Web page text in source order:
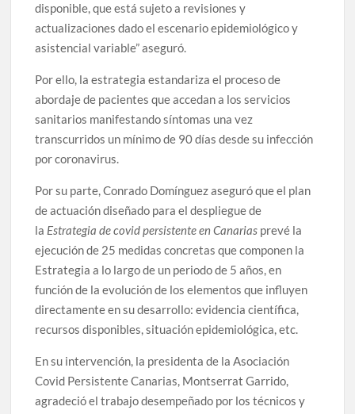
disponible, que está sujeto a revisiones y
actualizaciones dado el escenario epidemiológico y
asistencial variable” aseguró.
Por ello, la estrategia estandariza el proceso de
abordaje de pacientes que accedan a los servicios
sanitarios manifestando síntomas una vez
transcurridos un mínimo de 90 días desde su infección
por coronavirus.
Por su parte, Conrado Domínguez aseguró que el plan
de actuación diseñado para el despliegue de
la Estrategia decovidpersistenteen Canarias prevé la
ejecución de 25 medidas concretas que componen la
Estrategia a lo largo de un periodo de 5 años, en
función de la evolución de los elementos que influyen
directamente en su desarrollo: evidencia científica,
recursos disponibles, situación epidemiológica, etc.
En su intervención, la presidenta de la Asociación
Covid Persistente Canarias, Montserrat Garrido,
agradeció el trabajo desempeñado por los técnicos y